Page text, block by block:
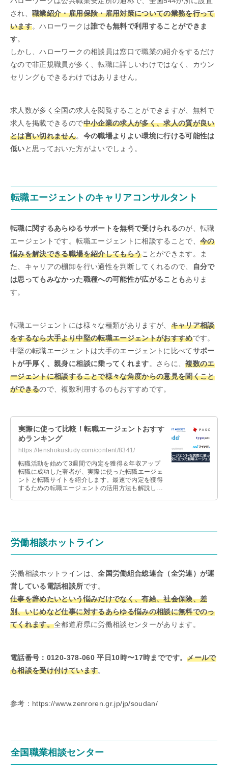
され、職業紹介・雇用保険・雇用対策についての業務を行って
います。ハローワークは誰でも無料で利用することができま
す。
しかし、ハローワークの相談員は窓口で職業の紹介をするだけ
なので非正規職員が多く、転職に詳しいわけではなく、カウン
セリングもできるわけではありません。
求人数が多く全国の求人を閲覧することができますが、無料で
求人を掲載できるので中小企業の求人が多く、求人の質が良い
とは言い切れません。 今の職場よりよい環境に行ける可能性は
低いと思っておいた方がよいでしょう。
転職エージェントのキャリアコンサルタント
転職に関するあらゆるサポートを無料で受けられるのが、転職
エージェントです。転職エージェントに相談することで、今の
悩みを解決できる職場を紹介してもらうことができます。ま
た、キャリアの棚卸を行い適性を判断してくれるので、
自分で
は思ってもみなかった職種への可能性が広がることもありま
す。
転職エージェントには様々な種類がありますが、 キャリア相談
をするなら大手より中堅の転職エージェントがおすすめです。
中堅の転職エージェントは大手のエージェントに比べてサポー
トが手厚く、親身に相談に乗ってくれます。さらに、複数のエ
ージェントに相談することで様々な角度からの意見を聞くこと
ができるので、複数利用するのもおすすめです。
実際に使って比較！転職エージェントおすす
めランキング
https://tenshokustudy.com/content/8341/
転職活動を始めて3週間で内定を獲得＆年収アップ
転職に成功した著者が、実際に使った転職エージェ
ントと転職サイトを紹介します。最速で内定を獲得
するための転職エージェントの活用方法も解説しま
労働相談ホットライン
労働相談ホットラインは、全国労働組合総連合（全労連）が運
営している電話相談所です。
仕事を辞めたいという悩みだけでなく、有給、社会保険、差
別、いじめなど仕事に対するあらゆる悩みの相談に無料でのっ
てくれます。全都道府県に労働相談センターがあります。
電話番号：0120-378-060 平日10時〜17時までです。メールで
も相談を受け付けています。
参考：https://www.zenroren.gr.jp/jp/soudan/
全国職業相談センター